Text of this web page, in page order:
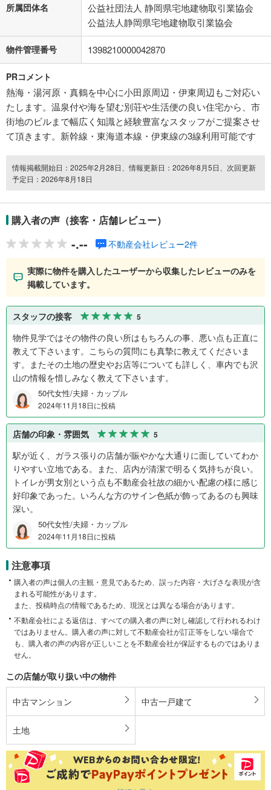
所属団体名
公益社団法人 静岡県宅地建物取引業協会
公益法人静岡県宅地建物取引業協会
物件管理番号 1398210000042870
PRコメント
熱海・湯河原・真鶴を中心に小田原周辺・伊東周辺もご対応い
たします。温泉付や海を望む別荘や生活便の良い住宅から、市
街地のビルまで幅広く知識と経験豊富なスタッフがご提案させ
て頂きます。新幹線・東海道本線・伊東線の3線利用可能です
情報掲載開始日：2025年2月28日、情報更新日：2026年8月5日、次回更新
予定日：2026年8月18日
購入者の声（接客・店舗レビュー）
-.-- 不動産会社レビュー2件
実際に物件を購入したユーザーから収集したレビューのみを
掲載しています。
スタッフの接客 5
物件見学ではその物件の良い所はもちろんの事、悪い点も正直に
教えて下さいます。こちらの質問にも真摯に教えてくださいま
す。またその土地の歴史やお店等についても詳しく、車内でも沢
山の情報を惜しみなく教えて下さいます。
50代女性/夫婦・カップル
2024年11月18日に投稿
店舗の印象・雰囲気 5
駅が近く、ガラス張りの店舗が賑やかな大通りに面していてわか
りやすい立地である。また、店内が清潔で明るく気持ちが良い。
トイレが男女別という点も不動産会社故の細かい配慮の様に感じ
好印象であった。いろんな方のサイン色紙が飾ってあるのも興味
深い。
50代女性/夫婦・カップル
2024年11月18日に投稿
注意事項
購入者の声は個人の主観・意見であるため、誤った内容・大げさな表現が含
まれる可能性があります。
また、投稿時点の情報であるため、現況とは異なる場合があります。
不動産会社による返信は、すべての購入者の声に対し確認して行われるわけ
ではありません。購入者の声に対して不動産会社が訂正等をしない場合で
も、購入者の声の内容が正しいことを不動産会社が保証するものではありま
せん。
この店舗が取り扱い中の物件
中古マンション 中古一戸建て
土地